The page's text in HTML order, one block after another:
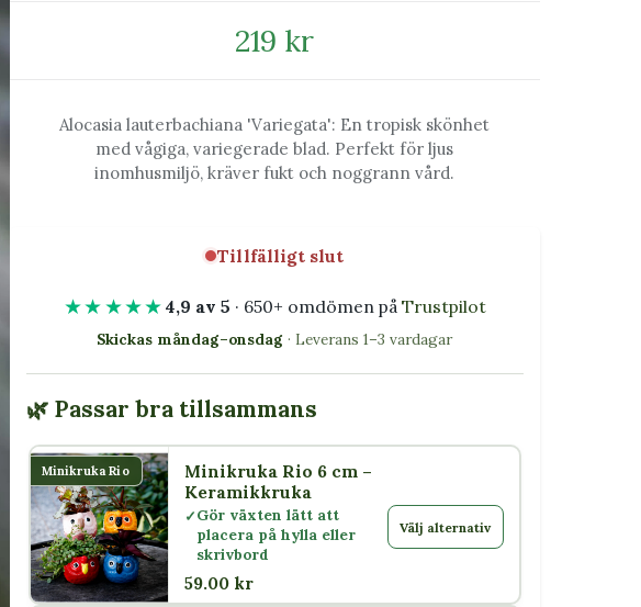
219 kr
Alocasia lauterbachiana 'Variegata': En tropisk skönhet
med vågiga, variegerade blad. Perfekt för ljus
inomhusmiljö, kräver fukt och noggrann vård.
Tillfälligt slut
★★★★★ 4,9 av 5 · 650+ omdömen på Trustpilot
Skickas måndag–onsdag · Leverans 1–3 vardagar
🌿 Passar bra tillsammans
Minikruka Rio
Minikruka Rio 6 cm –
Keramikkruka
Gör växten lätt att
placera på hylla eller
skrivbord
59.00 kr
Välj alternativ